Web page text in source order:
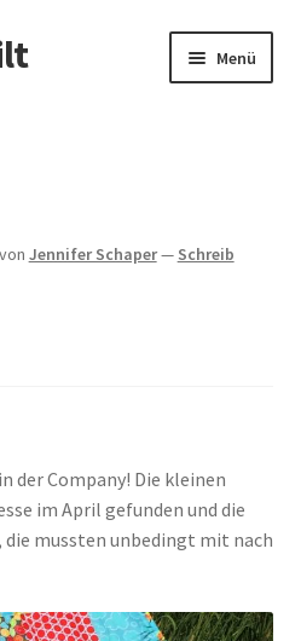
Menü
von Jennifer Schaper— Schreib
der Company! Die kleinen
im April gefunden und die
die mussten unbedingt mit nach